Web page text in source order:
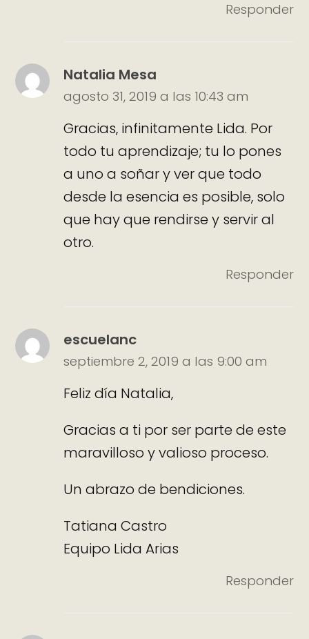
Responder
Natalia Mesa
agosto 31, 2019 a las 10:43 am
Gracias, infinitamente Lida. Por
todo tu aprendizaje; tu lo pones
a uno a soñar y ver que todo
desde la esencia es posible, solo
que hay que rendirse y servir al
otro.
Responder
escuelanc
septiembre 2, 2019 a las 9:00 am
Feliz día Natalia,
Gracias a ti por ser parte de este
maravilloso y valioso proceso.
Un abrazo de bendiciones.
Tatiana Castro
Equipo Lida Arias
Responder